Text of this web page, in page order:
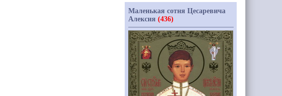
Маленькая сотня Цесаревича
Алексия (436)